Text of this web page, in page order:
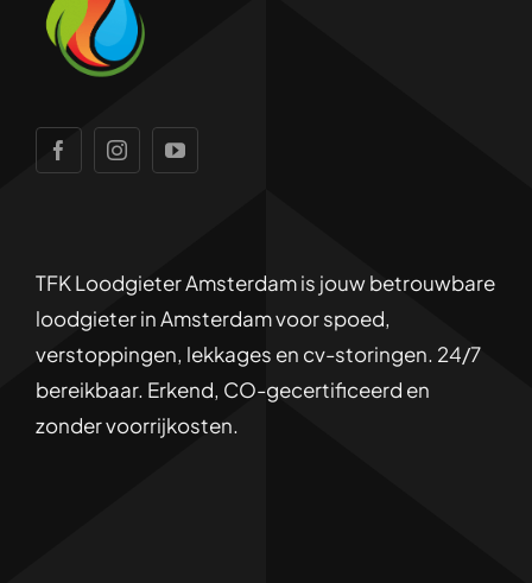
Camera-inspectie riool
Lekkage verhelpen
Reviews
24/7 -service
Privacybeleid
Sitemap
TFK Loodgieter Amsterdam is jouw betrouwbare
loodgieter in Amsterdam voor spoed,
verstoppingen, lekkages en cv-storingen. 24/7
bereikbaar. Erkend, CO-gecertificeerd en
zonder voorrijkosten.